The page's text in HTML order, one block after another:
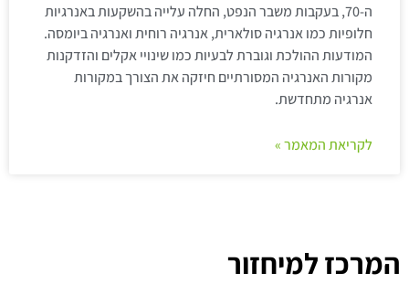
ה-70, בעקבות משבר הנפט, החלה עלייה בהשקעות באנרגיות
חלופיות כמו אנרגיה סולארית, אנרגיה רוחית ואנרגיה ביומסה.
המודעות ההולכת וגוברת לבעיות כמו שינויי אקלים והזדקנות
מקורות האנרגיה המסורתיים חיזקה את הצורך במקורות
אנרגיה מתחדשת.
לקריאת המאמר »
המרכז למיחזור